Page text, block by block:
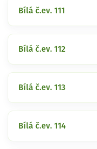
Bílá č.ev. 111
Bílá č.ev. 112
Bílá č.ev. 113
Bílá č.ev. 114